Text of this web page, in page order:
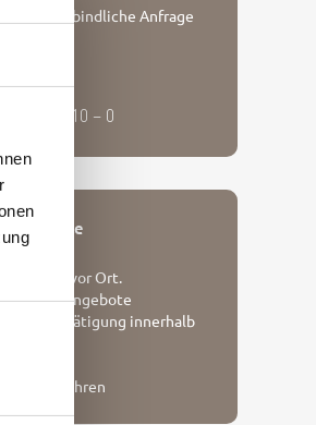
eine unverbindliche Anfrage
an!
– 88 69 10 – 0
vor Ort.
und Angebote
innerhalb